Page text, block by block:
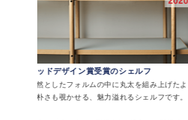
グッドデザイン賞受賞のシェルフ
整然としたフォルムの中に丸太を組み上げた
素朴さも覗かせる、魅力溢れるシェルフです。